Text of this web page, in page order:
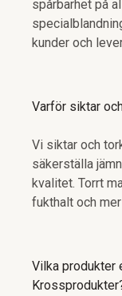
spårbarhet på
kunder och
Varför siktar
Vi siktar och
säkerställa
kvalitet. Torrt
fukthalt och
Vilka produkter